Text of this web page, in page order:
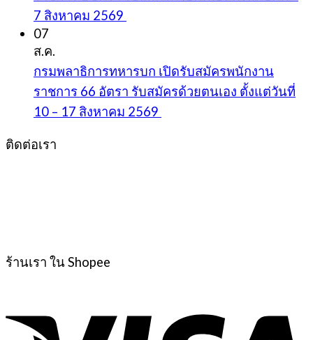
7 สิงหาคม 2569
07
ส.ค.
กรมพลาธิการทหารบก เปิดรับสมัครพนักงาน
ราชการ 66 อัตรา รับสมัครด้วยตนเอง ตั้งแต่วันที่
10 – 17 สิงหาคม 2569
ติดต่อเรา
ร้านเรา ใน Shopee